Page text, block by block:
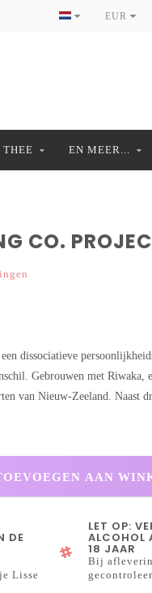
EUR
EN MEER...
CO.
dissociatieve
Gebrouwen met Riwaka,
van Nieuw-Zeeland. Naast
AAN
DE
Lisse
LET OP:
ALCOHOL
18 JAAR
Bij